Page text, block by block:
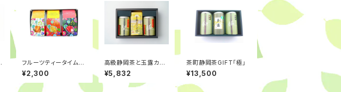
フルーツティータイムセ
ット
¥2,300
高級静岡茶と玉露カス
テラのギフトセット
¥5,832
茶町静岡茶GIFT「極」
¥13,500